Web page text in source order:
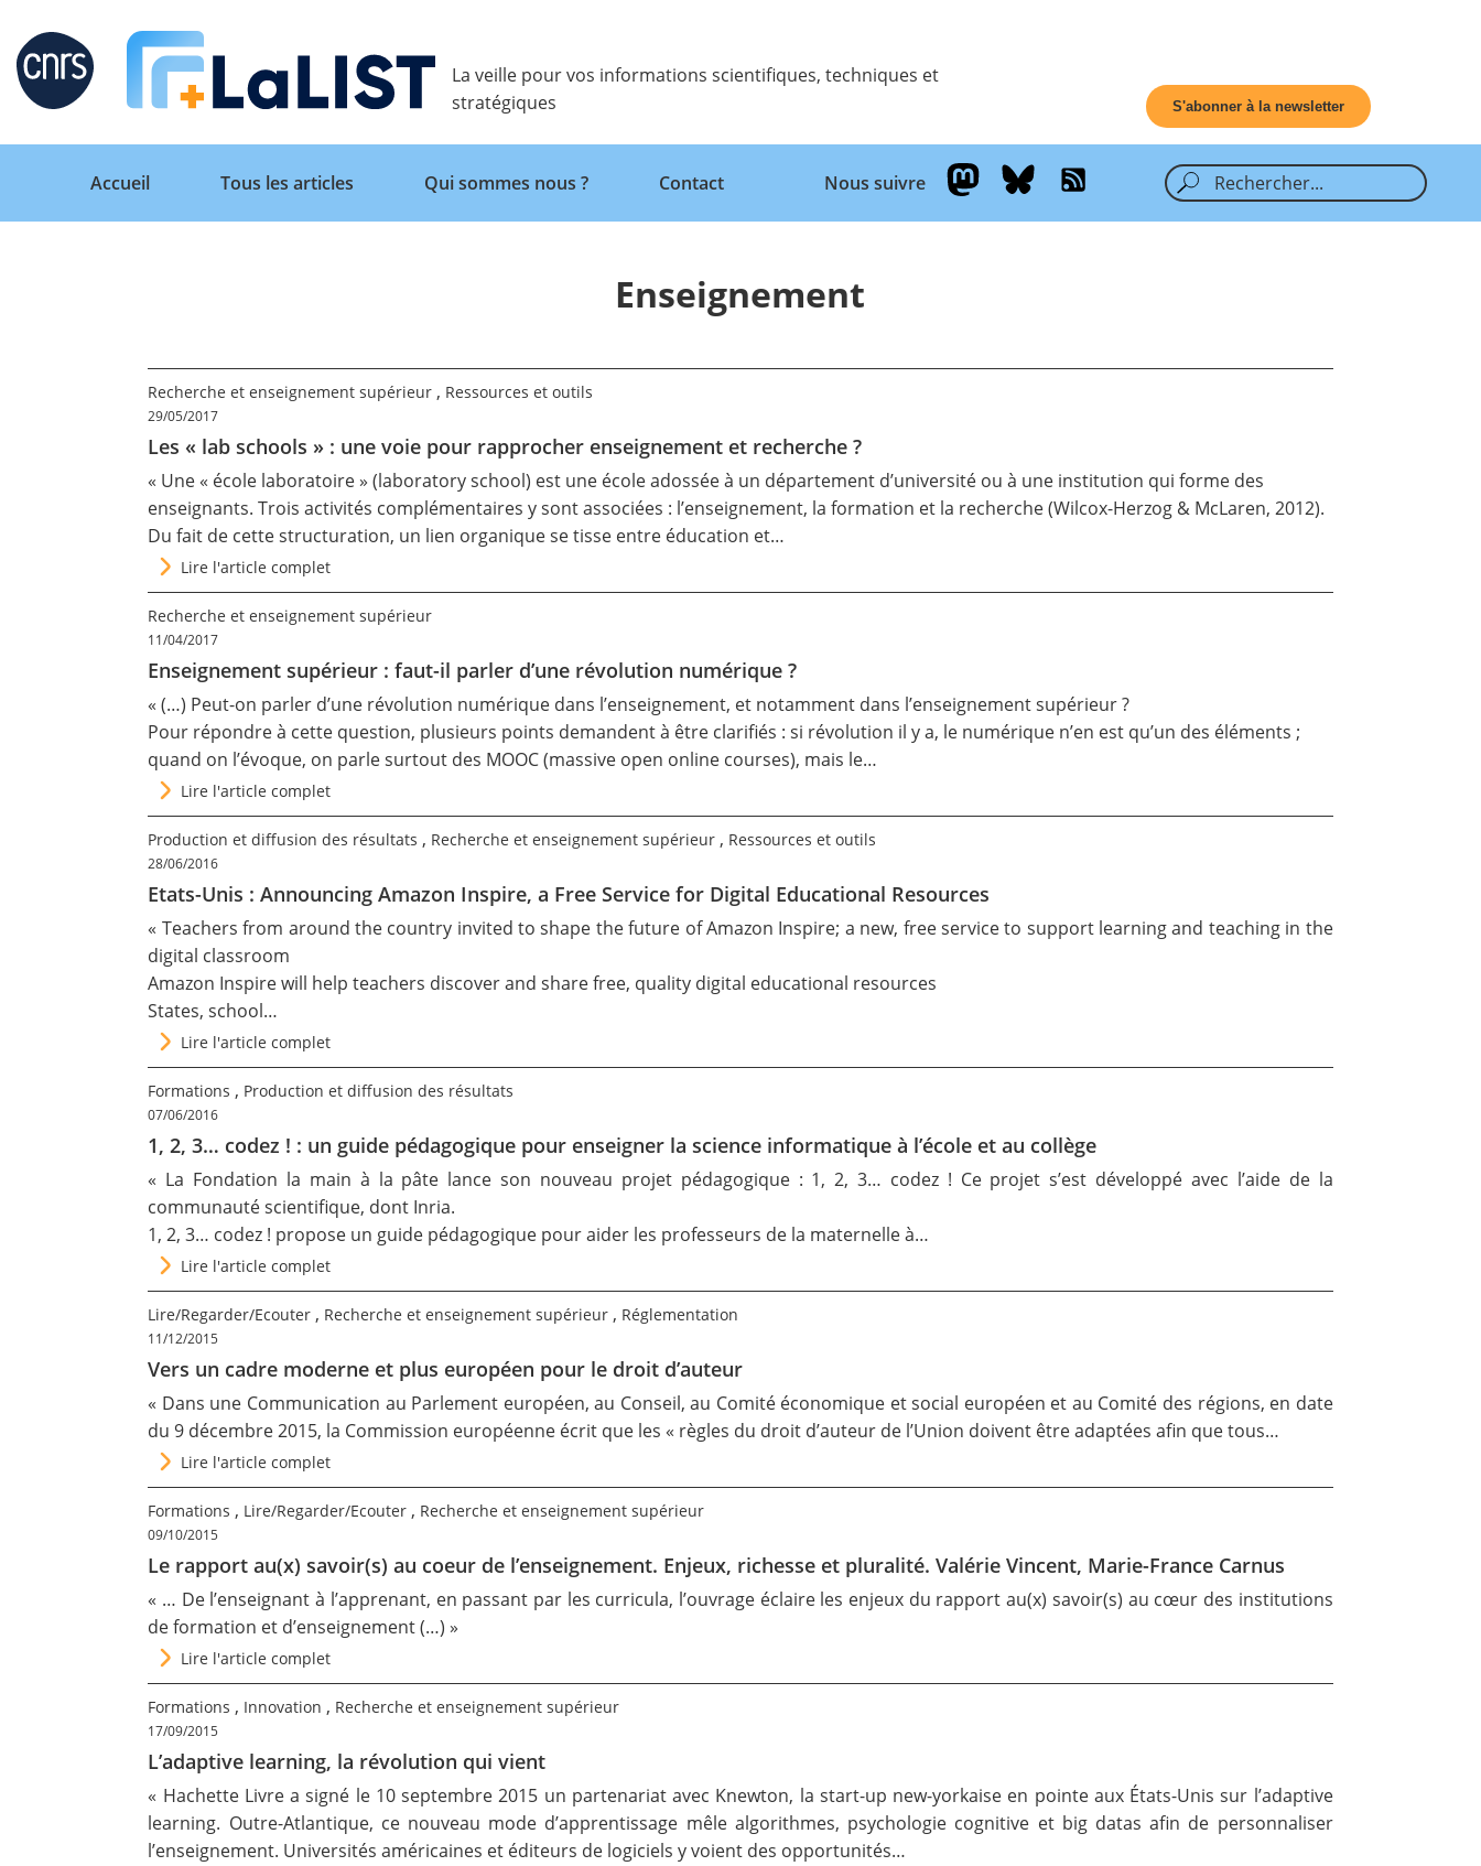
Retour
Tous les articles
Qui sommes nous ?
La veille pour vos informations scientifiques, techniques et
stratégiques
S'abonner à la newsletter
Accueil Tous les articles Qui sommes nous ? Contact Nous suivre
Enseignement
Recherche et enseignement supérieur , Ressources et outils
29/05/2017
Les « lab schools » : une voie pour rapprocher enseignement et recherche ?
« Une « école laboratoire » (laboratory school) est une école adossée à un département d’université ou à une institution qui forme des
enseignants. Trois activités complémentaires y sont associées : l’enseignement, la formation et la recherche (Wilcox-Herzog & McLaren, 2012).
Du fait de cette structuration, un lien organique se tisse entre éducation et…
Lire l'article complet
Recherche et enseignement supérieur
11/04/2017
Enseignement supérieur : faut-il parler d’une révolution numérique ?
« (…) Peut-on parler d’une révolution numérique dans l’enseignement, et notamment dans l’enseignement supérieur ?
Pour répondre à cette question, plusieurs points demandent à être clarifiés : si révolution il y a, le numérique n’en est qu’un des éléments ;
quand on l’évoque, on parle surtout des MOOC (massive open online courses), mais le…
Lire l'article complet
Production et diffusion des résultats , Recherche et enseignement supérieur , Ressources et outils
28/06/2016
Etats-Unis : Announcing Amazon Inspire, a Free Service for Digital Educational Resources
« Teachers from around the country invited to shape the future of Amazon Inspire; a new, free service to support learning and teaching in the
digital classroom
Amazon Inspire will help teachers discover and share free, quality digital educational resources
States, school…
Lire l'article complet
Formations , Production et diffusion des résultats
07/06/2016
1, 2, 3… codez ! : un guide pédagogique pour enseigner la science informatique à l’école et au collège
« La Fondation la main à la pâte lance son nouveau projet pédagogique : 1, 2, 3… codez ! Ce projet s’est développé avec l’aide de la
communauté scientifique, dont Inria.
1, 2, 3… codez ! propose un guide pédagogique pour aider les professeurs de la maternelle à…
Lire l'article complet
Lire/Regarder/Ecouter , Recherche et enseignement supérieur , Réglementation
11/12/2015
Vers un cadre moderne et plus européen pour le droit d’auteur
« Dans une Communication au Parlement européen, au Conseil, au Comité économique et social européen et au Comité des régions, en date
du 9 décembre 2015, la Commission européenne écrit que les « règles du droit d’auteur de l’Union doivent être adaptées afin que tous…
Lire l'article complet
Formations , Lire/Regarder/Ecouter , Recherche et enseignement supérieur
09/10/2015
Le rapport au(x) savoir(s) au coeur de l’enseignement. Enjeux, richesse et pluralité. Valérie Vincent, Marie-France Carnus
« … De l’enseignant à l’apprenant, en passant par les curricula, l’ouvrage éclaire les enjeux du rapport au(x) savoir(s) au cœur des institutions
de formation et d’enseignement (…) »
Lire l'article complet
Formations , Innovation , Recherche et enseignement supérieur
17/09/2015
L’adaptive learning, la révolution qui vient
« Hachette Livre a signé le 10 septembre 2015 un partenariat avec Knewton, la start-up new-yorkaise en pointe aux États-Unis sur l’adaptive
learning. Outre-Atlantique, ce nouveau mode d’apprentissage mêle algorithmes, psychologie cognitive et big datas afin de personnaliser
l’enseignement. Universités américaines et éditeurs de logiciels y voient des opportunités…